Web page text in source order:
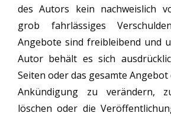
des Autors kein nachweislich
grob fahrlässiges
Angebote sind freibleibend und
Autor behält es sich
Seiten oder das gesamte
Ankündigung zu verändern,
löschen oder die